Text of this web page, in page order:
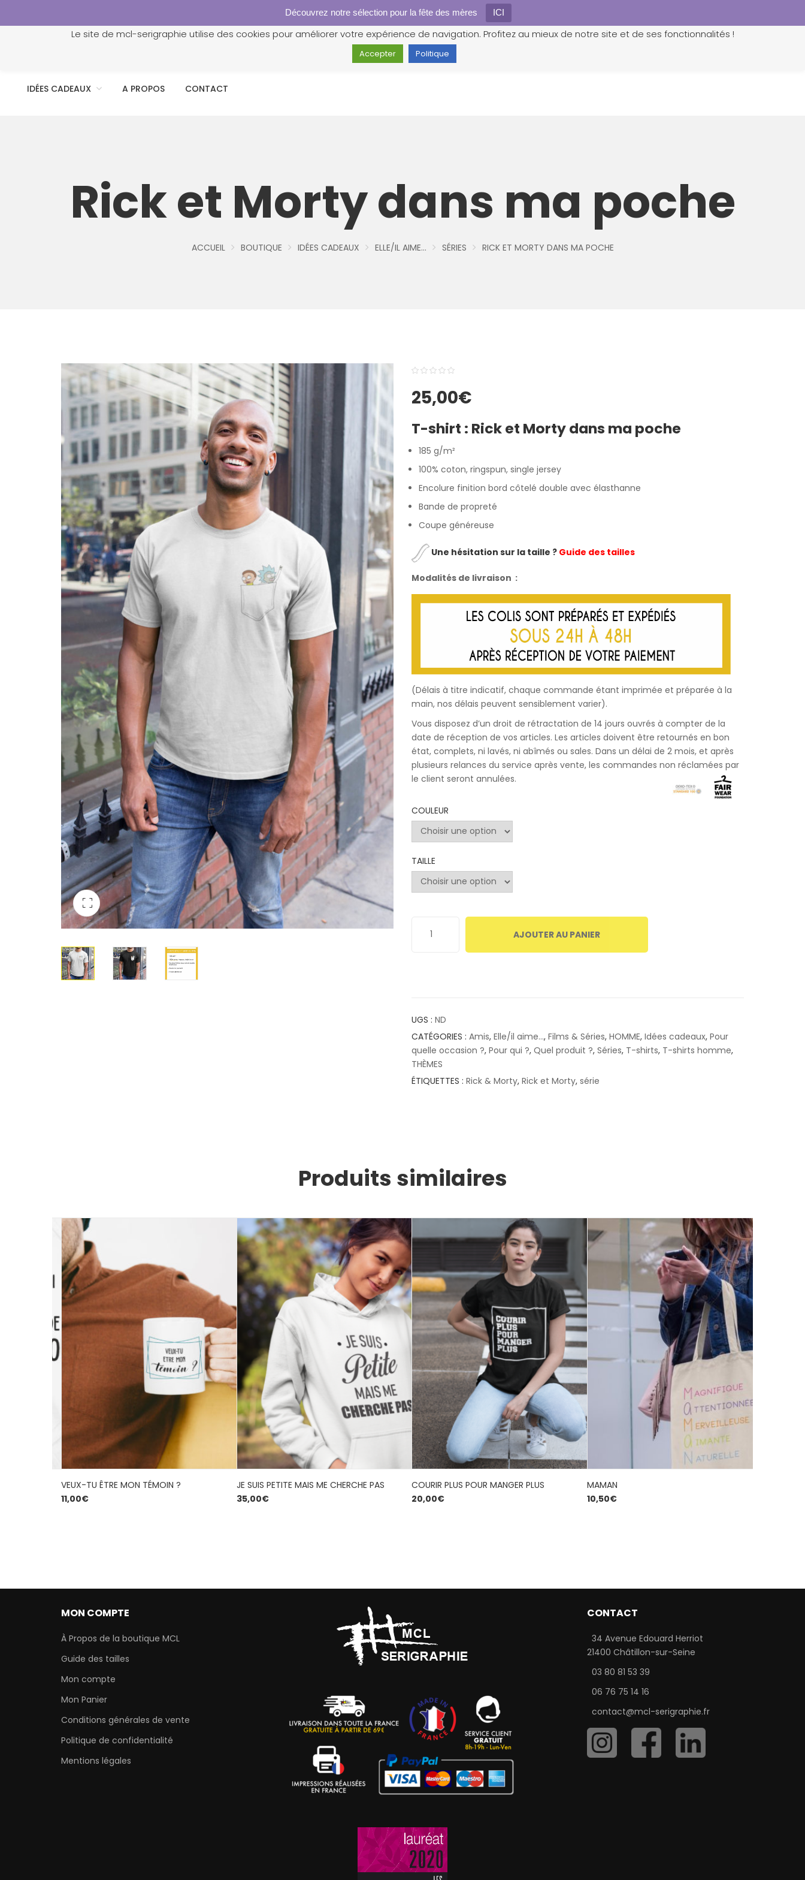
Découvrez notre sélection pour la fête des mères ICI
IDÉES CADEAUX A PROPOS CONTACT
Rick et Morty dans ma poche
ACCUEIL BOUTIQUE IDÉES CADEAUX ELLE/IL AIME... SÉRIES RICK ET MORTY DANS MA POCHE
out
based
customer
ratings
25,00€
T-shirt : Rick et Morty dans ma poche
185 g/m²
100% coton, ringspun, single jersey
Encolure finition bord côtelé double avec élasthanne
Bande de propreté
Coupe généreuse
Une hésitation sur la taille ? Guide des tailles
Modalités de livraison :
(Délais à titre indicatif, chaque commande étant imprimée et préparée à la
main, nos délais peuvent sensiblement varier).
Vous disposez d’un droit de rétractation de 14 jours ouvrés à compter de la
date de réception de vos articles. Les articles doivent être retournés en bon
état, complets, ni lavés, ni abîmés ou sales. Dans un délai de 2 mois, et après
plusieurs relances du service après vente, les commandes non réclamées par
le client seront annulées.
COULEUR
TAILLE
AJOUTER AU PANIER
UGS : ND
CATÉGORIES : Amis, Elle/il aime..., Films & Séries, HOMME, Idées cadeaux, Pour
quelle occasion ?, Pour qui ?, Quel produit ?, Séries, T-shirts, T-shirts homme,
THÈMES
ÉTIQUETTES : Rick & Morty, Rick et Morty, série
Produits similaires
VEUX-TU ÊTRE MON TÉMOIN ?
11,00€
JE SUIS PETITE MAIS ME CHERCHE PAS
35,00€
COURIR PLUS POUR MANGER PLUS
20,00€
MAMAN
10,50€
Gestion des cookies
Le site de mcl-serigraphie utilise des cookies pour améliorer votre expérience de navigation. Profitez au mieux de notre site et de ses fonctionnalités !
Accepter Politique
MON COMPTE
À Propos de la boutique MCL
Guide des tailles
Mon compte
Mon Panier
Conditions générales de vente
Politique de confidentialité
Mentions légales
CONTACT
34 Avenue Edouard Herriot
21400 Châtillon-sur-Seine
03 80 81 53 39
06 76 75 14 16
contact@mcl-serigraphie.fr